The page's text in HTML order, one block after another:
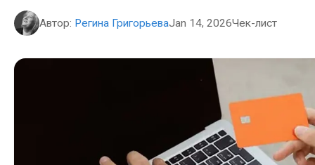
Автор: Регина ГригорьеваJan 14, 2026Чек-лист